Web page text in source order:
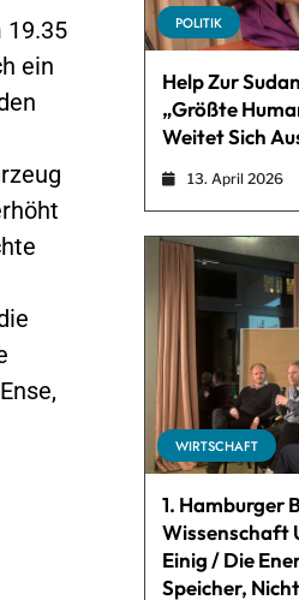
19.35
ein
POLITIK
Help Zur
„Größte
Weitet Sich
13. April 2026
WIRTSCHAFT
1. Hamburger
Wissenschaft
Einig / Die
Speicher,